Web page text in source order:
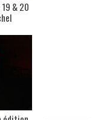
& 20